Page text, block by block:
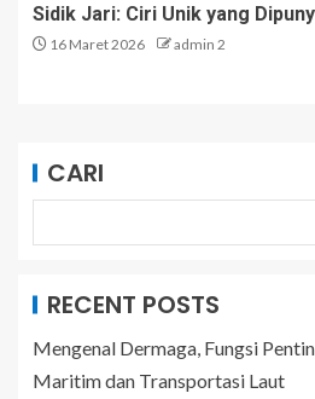
Sidik Jari: Ciri Unik yang
16 Maret 2026 admin 2
CARI
RECENT POSTS
Mengenal Dermaga, Fungsi
Maritim dan Transportasi Laut